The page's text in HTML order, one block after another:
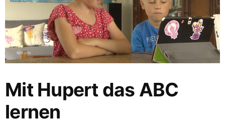
Mit Hupert das ABC
lernen